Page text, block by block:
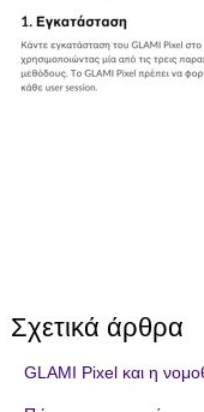
Σχετικά άρθρα
GLAMI Pixel και η